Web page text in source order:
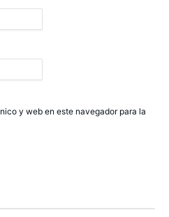
y web en este navegador para la